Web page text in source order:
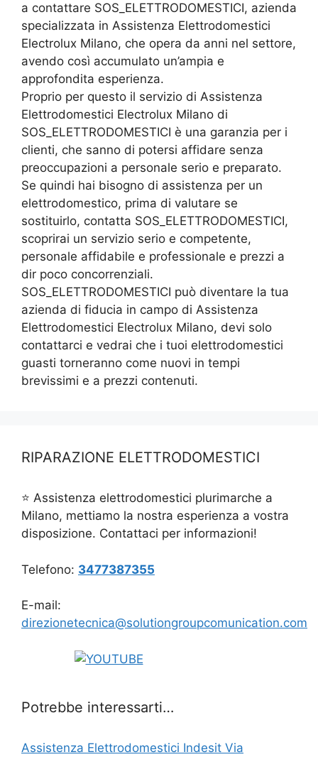
a contattare SOS_ELETTRODOMESTICI, azienda
specializzata in Assistenza Elettrodomestici
Electrolux Milano, che opera da anni nel settore,
avendo così accumulato un’ampia e
approfondita esperienza.
Proprio per questo il servizio di Assistenza
Elettrodomestici Electrolux Milano di
SOS_ELETTRODOMESTICI è una garanzia per i
clienti, che sanno di potersi affidare senza
preoccupazioni a personale serio e preparato.
Se quindi hai bisogno di assistenza per un
elettrodomestico, prima di valutare se
sostituirlo, contatta SOS_ELETTRODOMESTICI,
scoprirai un servizio serio e competente,
personale affidabile e professionale e prezzi a
dir poco concorrenziali.
SOS_ELETTRODOMESTICI può diventare la tua
azienda di fiducia in campo di Assistenza
Elettrodomestici Electrolux Milano, devi solo
contattarci e vedrai che i tuoi elettrodomestici
guasti torneranno come nuovi in tempi
brevissimi e a prezzi contenuti.
RIPARAZIONE ELETTRODOMESTICI
⭐ Assistenza elettrodomestici plurimarche a
Milano, mettiamo la nostra esperienza a vostra
disposizione. Contattaci per informazioni!
Telefono: 3477387355
E-mail:
direzionetecnica@solutiongroupcomunication.com
Potrebbe interessarti…
Assistenza Elettrodomestici Indesit Via